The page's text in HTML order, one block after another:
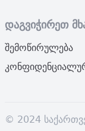
დაგვიჭირეთ
შემოწირულება
© 2024